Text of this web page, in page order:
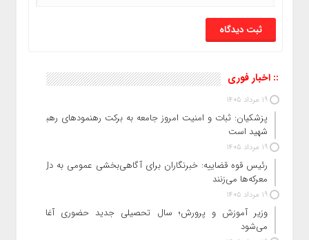
:: اخبار فوری
19 مرداد 1405
پزشکیان: ثبات و امنیت امروز جامعه به برکت رهنمودهای رهبر
شهید است
19 مرداد 1405
رئیس قوه قضاییه: خبرنگاران برای آگاهی‌بخشی عمومی به دل
معرکه‌ها می‌زنند
19 مرداد 1405
وزیر آموزش‌ و پرورش؛ سال تحصیلی جدید حضوری آغاز
می‌شود